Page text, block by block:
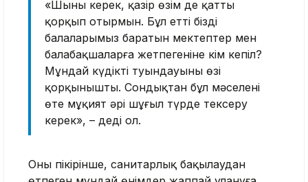
«Шыны керек, қазір өзім де қатты
қорқып отырмын. Бұл еттің біздің
балаларымыз баратын мектептер мен
балабақшаларға жетпегеніне кім кепіл?
Мұндай күдіктің туындауының өзі
қорқынышты. Сондықтан бұл мәселені
өте мұқият әрі шұғыл түрде тексеру
керек», – деді ол.
Оның пікірінше, санитарлық бақылаудан